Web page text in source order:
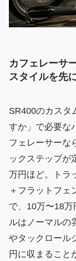
カフェレーサ
スタイルを先
SR400のカスタ
すか」で必要な
フェレーサーな
ックステップが
万円ほど。トラ
＋フラットフェ
で、10万〜18万
ルはノーマルの
やタックロール
円に収まること